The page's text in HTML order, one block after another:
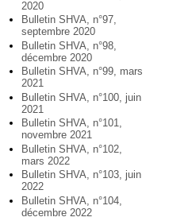
2020
Bulletin SHVA, n°97,
septembre 2020
Bulletin SHVA, n°98,
décembre 2020
Bulletin SHVA, n°99, mars
2021
Bulletin SHVA, n°100, juin
2021
Bulletin SHVA, n°101,
novembre 2021
Bulletin SHVA, n°102,
mars 2022
Bulletin SHVA, n°103, juin
2022
Bulletin SHVA, n°104,
décembre 2022